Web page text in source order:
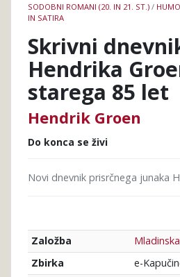
knjige
SODOBNI ROMANI (20. IN 21. ST.) /
IN SATIRA
Skrivni
Hendrika
starega 85 let
Hendrik Groen
Do konca se živi
Novi dnevnik prisrčnega junaka
Založba
Zbirka
e-